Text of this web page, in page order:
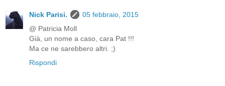
Nick Parisi.
05 febbraio, 2015
@ Patricia Moll
Già, un nome a caso, cara Pat !!!
Ma ce ne sarebbero altri. ;)
Rispondi